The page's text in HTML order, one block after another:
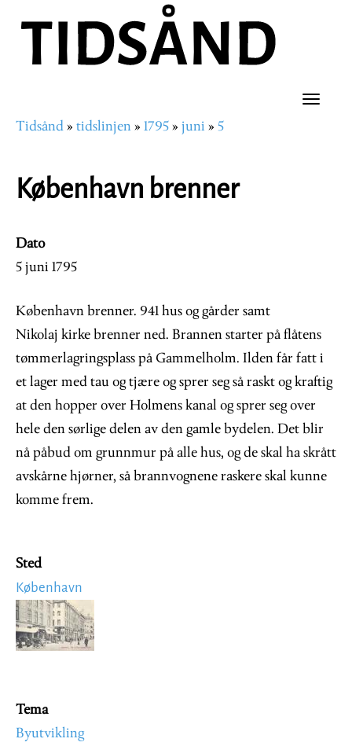
hovedinnhold
Toggle
Navigasjonssti
Tidsånd tidslinjen 1795 juni 5
København brenner
Dato
5 juni 1795
København brenner. 941 hus og gårder samt
Nikolaj kirke brenner ned. Brannen starter på flåtens
tømmerlagringsplass på Gammelholm. Ilden får fatt i
et lager med tau og tjære og sprer seg så raskt og kraftig
at den hopper over Holmens kanal og sprer seg over
hele den sørlige delen av den gamle bydelen. Det blir
nå påbud om grunnmur på alle hus, og de skal ha skrått
avskårne hjørner, så brannvognene raskere skal kunne
komme frem.
Sted
København
Image
Tema
Byutvikling